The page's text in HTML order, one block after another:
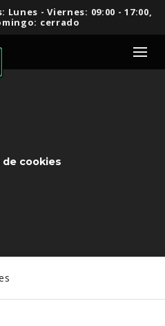
- Viernes: 09:00 - 17:00,
cerrado
de cookies